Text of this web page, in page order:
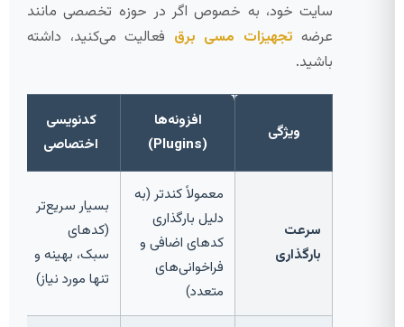
سایت خود، به خصوص اگر در حوزه تخصصی مانند
عرضه تجهیزات مسی برق فعالیت می‌کنید، داشته
باشید.
ویژگی
افزونه‌ها
(Plugins)
کدنویسی
اختصاصی
سرعت
بارگذاری
معمولاً کندتر (به
دلیل بارگذاری
کدهای اضافی و
فراخوانی‌های
متعدد)
بسیار سریع‌تر
(کدهای
سبک، بهینه و
تنها مورد نیاز)